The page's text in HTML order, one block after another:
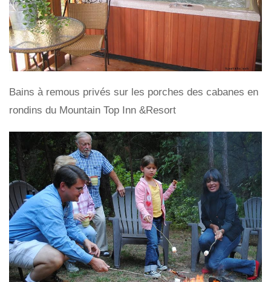
Bains à remous privés sur les porches des cabanes en
rondins du Mountain Top Inn &Resort